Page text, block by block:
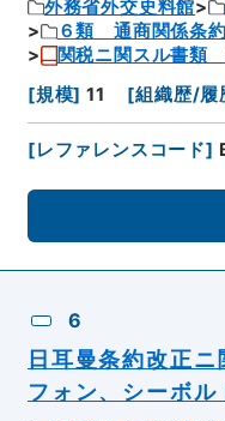
外務省外交史料館
６類 通商関係条
関税ニ関スル書類
[規模] 11 [組織歴/履
[レファレンスコード]
6
日耳曼条約改正ニ
フォン、シーボル